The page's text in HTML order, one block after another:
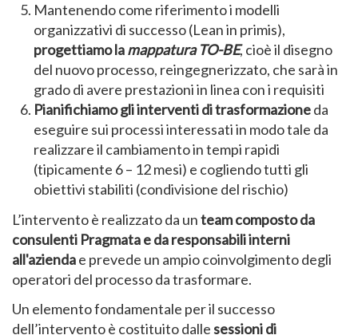
Mantenendo come riferimento i modelli
organizzativi di successo (Lean in primis),
progettiamo lamappatura TO-BE, cioè il disegno
del nuovo processo, reingegnerizzato, che sarà in
grado di avere prestazioni in linea con i requisiti
Pianifichiamo gli interventi di trasformazioneda
eseguire sui processi interessati in modo tale da
realizzare il cambiamento in tempi rapidi
(tipicamente 6 – 12 mesi) e cogliendo tutti gli
obiettivi stabiliti (condivisione del rischio)
L’intervento è realizzato da unteam composto da
consulenti Pragmata e da responsabili interni
all'aziendae prevede un ampio coinvolgimento degli
operatori del processo da trasformare.
Un elemento fondamentale per il successo
dell’intervento è costituito dallesessioni di